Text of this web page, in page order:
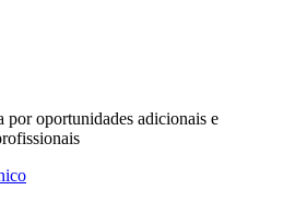
por oportunidades adicionais e